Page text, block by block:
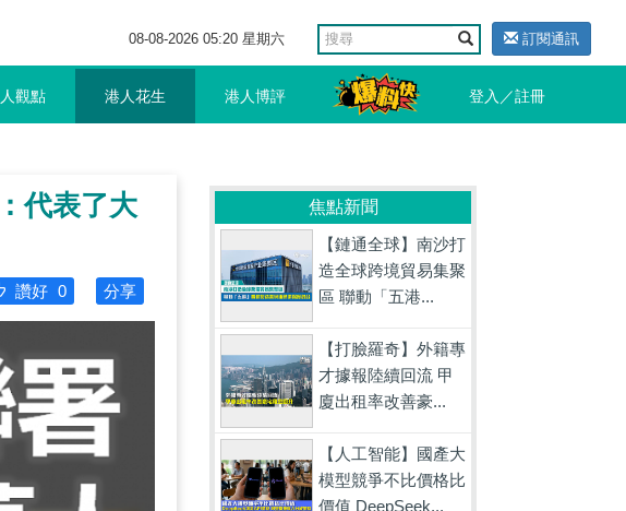
08-08-2026 05:20 星期六 訂閱通訊
觀點 港人花生 港人博評 登入／註冊
代表了大
分享
讚好 0
焦點新聞
【鏈通全球】南沙打
造全球跨境貿易集聚
區 聯動「五港...
【打臉羅奇】外籍專
才據報陸續回流 甲
廈出租率改善豪...
【人工智能】國產大
模型競爭不比價格比
價值 DeepSeek...